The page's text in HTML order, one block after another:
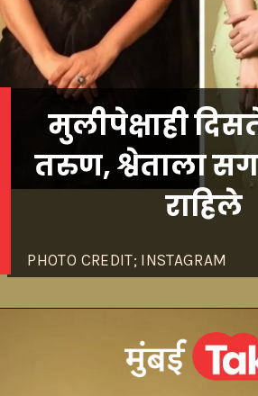
PHOTO CREDIT; INSTAGRAM
मुलीपेक्षाही
तरुण, श्वेताला
राहिले